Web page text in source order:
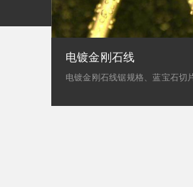
电镀金刚石线